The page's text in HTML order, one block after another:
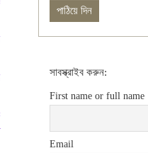
সাবস্ক্রাইব করুন:
First name or full name
Email